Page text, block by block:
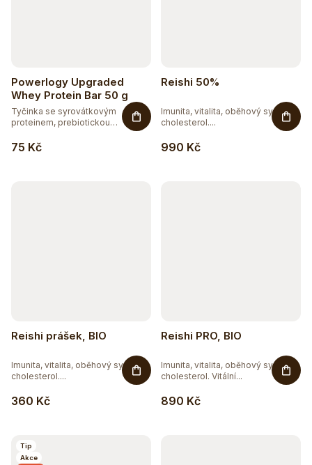
Powerlogy Upgraded
Whey Protein Bar 50 g
75 Kč
Tyčinka se syrovátkovým
proteinem, prebiotickou
Reishi 50%
990 Kč
Imunita, vitalita, oběhový systém,
cholesterol....
Reishi prášek, BIO
360 Kč
Imunita, vitalita, oběhový systém,
cholesterol....
Reishi PRO, BIO
890 Kč
Imunita, vitalita, oběhový systém,
cholesterol. Vitální...
Tip
Akce